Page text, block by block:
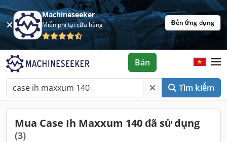
Machineseeker
Miễn phí tại cửa hàng Đến ứng dụng
Tìm kiếm
Bán
Mua Case Ih Maxxum 140 đã sử dụng
(3)